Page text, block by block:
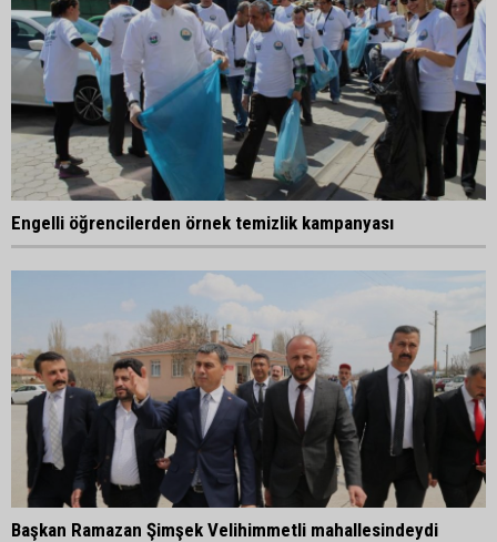
Engelli öğrencilerden örnek temizlik kampanyası
Başkan Ramazan Şimşek Velihimmetli mahallesindeydi